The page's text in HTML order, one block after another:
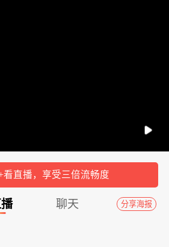
看直播，享受三倍流畅度
分享海报
聊天